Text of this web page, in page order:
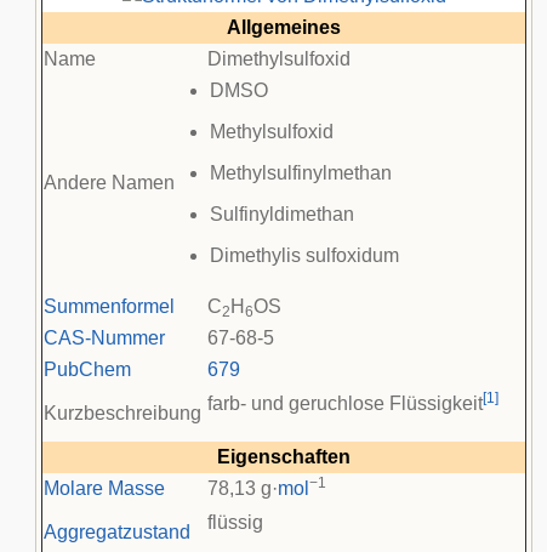
Allgemeines
Name
Dimethylsulfoxid
Andere Namen
DMSO
Methylsulfoxid
Methylsulfinylmethan
Sulfinyldimethan
Dimethylis sulfoxidum
Summenformel C2 H 6OS
CAS-Nummer
67-68-5
PubChem
679
Kurzbeschreibung farb- und geruchlose Flüssigkeit[1]
Eigenschaften
Molare Masse
78,13 g·mol −1
Aggregatzustand flüssig